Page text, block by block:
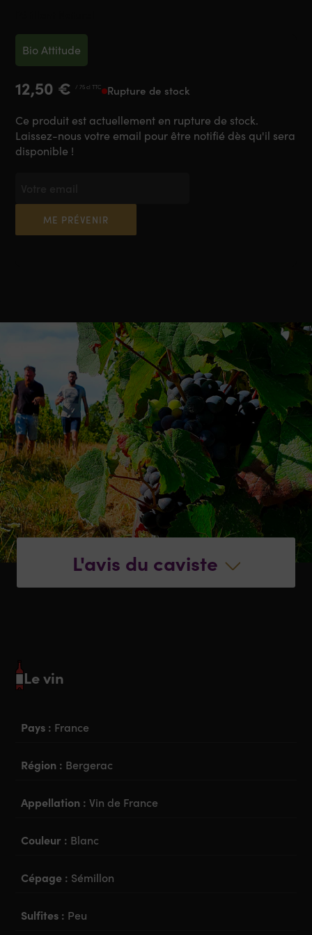
12,50 € / 75 cl TTC Rupture de stock
Ce produit est actuellement en rupture de stock.
Laissez-nous votre email pour être notifié dès qu'il sera
disponible !
ME PRÉVENIR
Bio Attitude
L'avis du caviste
Le vin
Pays : France
Région : Bergerac
Appellation :Vin de France
Couleur : Blanc
Cépage : Sémillon
Sulfites : Peu